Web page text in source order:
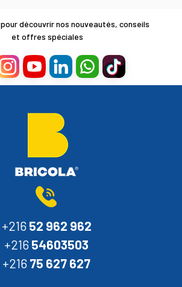
découvrir nos nouveautés, conseils
et offres spéciales
+216 52 962 962
+216 54603503
+216 75 627 627